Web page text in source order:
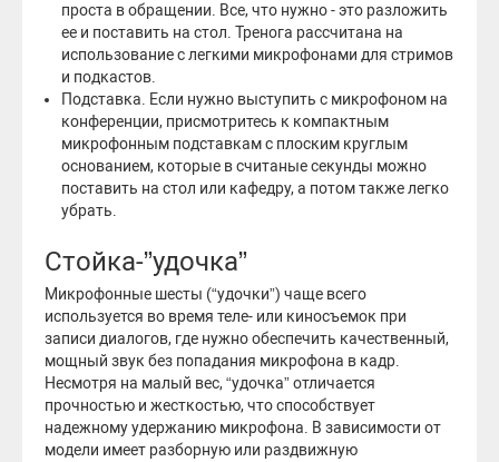
проста в обращении. Все, что нужно - это разложить
ее и поставить на стол. Тренога рассчитана на
использование с легкими микрофонами для стримов
и подкастов.
Подставка. Если нужно выступить с микрофоном на
конференции, присмотритесь к компактным
микрофонным подставкам с плоским круглым
основанием, которые в считаные секунды можно
поставить на стол или кафедру, а потом также легко
убрать.
Стойка-”удочка”
Микрофонные шесты (“удочки”) чаще всего
используется во время теле- или киносъемок при
записи диалогов, где нужно обеспечить качественный,
мощный звук без попадания микрофона в кадр.
Несмотря на малый вес, “удочка” отличается
прочностью и жесткостью, что способствует
надежному удержанию микрофона. В зависимости от
модели имеет разборную или раздвижную